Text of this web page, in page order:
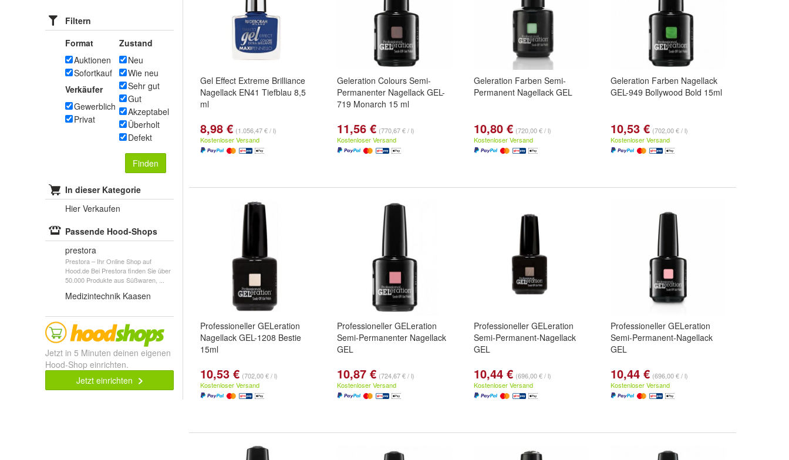
Filtern
Format
Auktionen
Sofortkauf
Verkäufer
Gewerblich
Privat
Zustand
Neu
Wie neu
Sehr gut
Gut
Akzeptabel
Überholt
Defekt
Finden
In dieser Kategorie
Hier Verkaufen
Passende Hood-Shops
prestora
Prestora – Ihr Online Shop auf
Hood.de Bei Prestora finden Sie über
50.000 Produkte aus Süßwaren, ...
Medizintechnik Kaasen
Jetzt in 5 Minuten deinen eigenen
Hood-Shop einrichten.
Jetzt einrichten
Gel Effect Extreme Brilliance
Nagellack EN41 Tiefblau 8,5
ml
8,98 € (1.056,47 € / l)
Kostenloser Versand
Geleration Colours Semi-
Permanenter Nagellack GEL-
719 Monarch 15 ml
11,56 € (770,67 € / l)
Kostenloser Versand
Geleration Farben Semi-
Permanent Nagellack GEL
10,80 € (720,00 € / l)
Kostenloser Versand
Geleration Farben Nagellack
GEL-949 Bollywood Bold 15ml
10,53 € (702,00 € / l)
Kostenloser Versand
Professioneller GELeration
Nagellack GEL-1208 Bestie
15ml
10,53 € (702,00 € / l)
Kostenloser Versand
Professioneller GELeration
Semi-Permanenter Nagellack
GEL
10,87 € (724,67 € / l)
Kostenloser Versand
Professioneller GELeration
Semi-Permanent-Nagellack
GEL
10,44 € (696,00 € / l)
Kostenloser Versand
Professioneller GELeration
Semi-Permanent-Nagellack
GEL
10,44 € (696,00 € / l)
Kostenloser Versand